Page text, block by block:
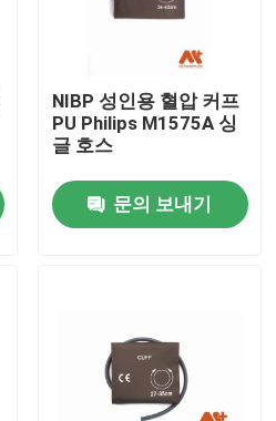
NIBP 성인용 혈압 커프
PU Philips M1575A 싱
글 호스
문의 보내기